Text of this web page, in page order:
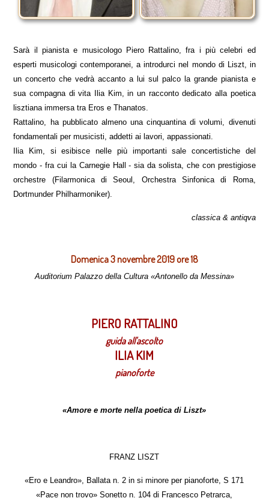
Sarà il pianista e musicologo Piero Rattalino, fra i più celebri ed
esperti musicologi contemporanei, a introdurci nel mondo di Liszt, in
un concerto che vedrà accanto a lui sul palco la grande pianista e
sua compagna di vita Ilia Kim, in un racconto dedicato alla poetica
lisztiana immersa tra Eros e Thanatos.
Rattalino, ha pubblicato almeno una cinquantina di volumi, divenuti
fondamentali per musicisti, addetti ai lavori, appassionati.
Ilia Kim, si esibisce nelle più importanti sale concertistiche del
mondo - fra cui la Carnegie Hall - sia da solista, che con prestigiose
orchestre (Filarmonica di Seoul, Orchestra Sinfonica di Roma,
Dortmunder Philharmoniker).
classica & antiqva
Domenica 3 novembre 2019 ore 18
Auditorium Palazzo della Cultura «Antonello da Messina»
PIERO RATTALINO
guida all'ascolto
ILIA KIM
pianoforte
«Amore e morte nella poetica di Liszt»
FRANZ LISZT
«Ero e Leandro», Ballata n. 2 in si minore per pianoforte, S 171
«Pace non trovo» Sonetto n. 104 di Francesco Petrarca,